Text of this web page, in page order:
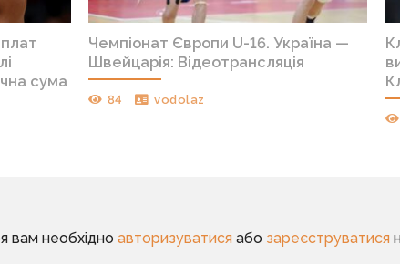
сума
Чемпіонат Європи U-16. Україна —
Швейцарія: Відеотрансляція
84 vodolaz
вам необхідно авторизуватисяабо зареєструватися